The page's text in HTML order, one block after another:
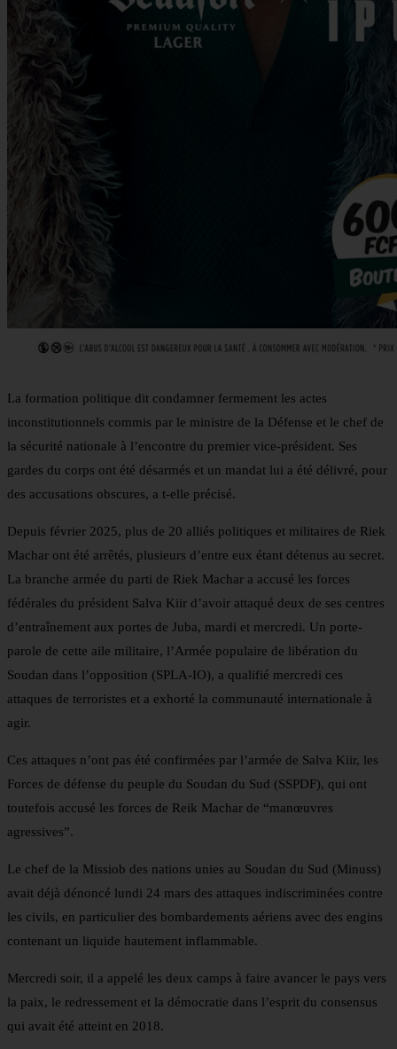
La formation politique dit condamner fermement les actes
inconstitutionnels commis par le ministre de la Défense et le chef de
la sécurité nationale à l’encontre du premier vice-président. Ses
gardes du corps ont été désarmés et un mandat lui a été délivré, pour
des accusations obscures, a t-elle précisé.
Depuis février 2025, plus de 20 alliés politiques et militaires de Riek
Machar ont été arrêtés, plusieurs d’entre eux étant détenus au secret.
La branche armée du parti de Riek Machar a accusé les forces
fédérales du président Salva Kiir d’avoir attaqué deux de ses centres
d’entraînement aux portes de Juba, mardi et mercredi. Un porte-
parole de cette aile militaire, l’Armée populaire de libération du
Soudan dans l’opposition (SPLA-IO), a qualifié mercredi ces
attaques de terroristes et a exhorté la communauté internationale à
agir.
Ces attaques n’ont pas été confirmées par l’armée de Salva Kiir, les
Forces de défense du peuple du Soudan du Sud (SSPDF), qui ont
toutefois accusé les forces de Reik Machar de “manœuvres
agressives”.
Le chef de la Missiob des nations unies au Soudan du Sud (Minuss)
avait déjà dénoncé lundi 24 mars des attaques indiscriminées contre
les civils, en particulier des bombardements aériens avec des engins
contenant un liquide hautement inflammable.
Mercredi soir, il a appelé les deux camps à faire avancer le pays vers
la paix, le redressement et la démocratie dans l’esprit du consensus
qui avait été atteint en 2018.